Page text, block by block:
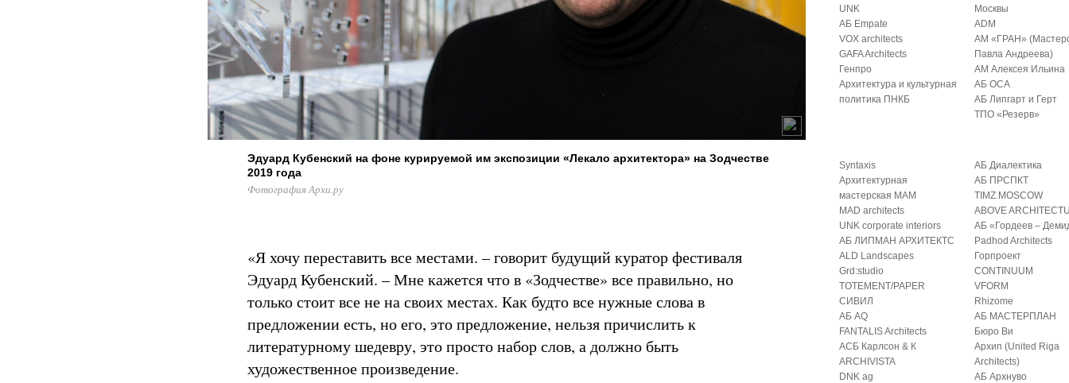
Эдуард Кубенский на фоне курируемой им экспозиции «Лекало архитектора» на Зодчестве
2019 года
Фотография Архи.ру
«Я хочу переставить все местами. – говорит будущий куратор фестиваля
Эдуард Кубенский. – Мне кажется что в «Зодчестве» все правильно, но
только стоит все не на своих местах. Как будто все нужные слова в
предложении есть, но его, это предложение, нельзя причислить к
литературному шедевру, это просто набор слов, а должно быть
художественное произведение.
UNK
АБ Empate
VOX architects
GAFA Architects
Генпро
Архитектура и культурная
политика ПНКБ
Москвы
ADM
АМ «ГРАН»
Павла Андреева)
АМ Алексея Ильина
АБ ОСА
АБ Липгарт и Герт
ТПО «Резерв»
Syntaxis
Архитектурная
мастерская МАМ
MAD architects
UNK corporate interiors
АБ ЛИПМАН АРХИТЕКТС
ALD Landscapes
Grd:studio
TOTEMENT/PAPER
СИВИЛ
АБ AQ
FANTALIS Architects
АСБ Карлсон & К
ARCHIVISTA
DNK ag
АБ Диалектика
АБ ПРСПКТ
TIMZ.MOSCOW
ABOVE
АБ «Гордеев –
Padhod Architects
Горпроект
CONTINUUM
VFORM
Rhizome
АБ МАСТЕРПЛАН
Бюро Ви
Архип (United Riga
Architects)
АБ Архнуво